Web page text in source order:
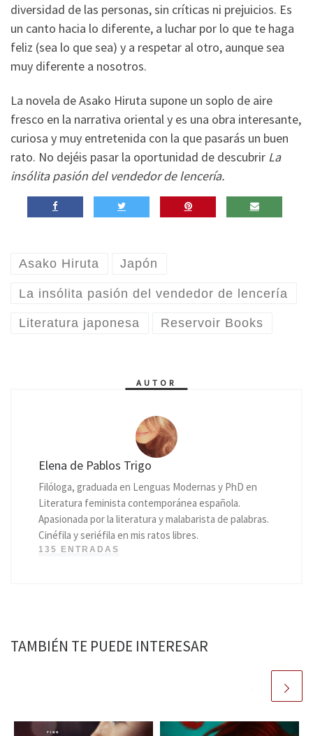
diversidad de las personas, sin críticas ni prejuicios. Es
un canto hacia lo diferente, a luchar por lo que te haga
feliz (sea lo que sea) y a respetar al otro, aunque sea
muy diferente a nosotros.
La novela de Asako Hiruta supone un soplo de aire
fresco en la narrativa oriental y es una obra interesante,
curiosa y muy entretenida con la que pasarás un buen
rato. No dejéis pasar la oportunidad de descubrir La
insólita pasión del vendedor de lencería.
Asako Hiruta Japón
La insólita pasión del vendedor de lencería
Literatura japonesa Reservoir Books
AUTOR
Elena de Pablos Trigo
Filóloga, graduada en Lenguas Modernas y PhD en
Literatura feminista contemporánea española.
Apasionada por la literatura y malabarista de palabras.
Cinéfila y seriéfila en mis ratos libres.
135 ENTRADAS
TAMBIÉN TE PUEDE INTERESAR